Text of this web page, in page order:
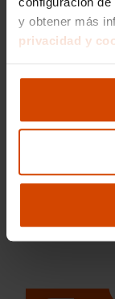
y obtener más
privacidad y
Talla XL